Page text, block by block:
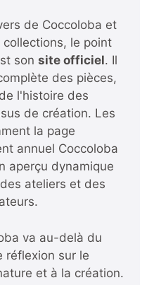
de Coccoloba et
le point
son site officiel. Il
des pièces,
l'histoire des
de création. Les
la page
annuel Coccoloba
aperçu dynamique
ateliers et des
va au-delà du
réflexion sur le
et à la création.